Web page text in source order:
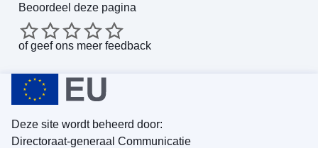
Beoordeel deze pagina
ofgeef ons meer feedback
Deze site wordt beheerd door:
Directoraat-generaal Communicatie